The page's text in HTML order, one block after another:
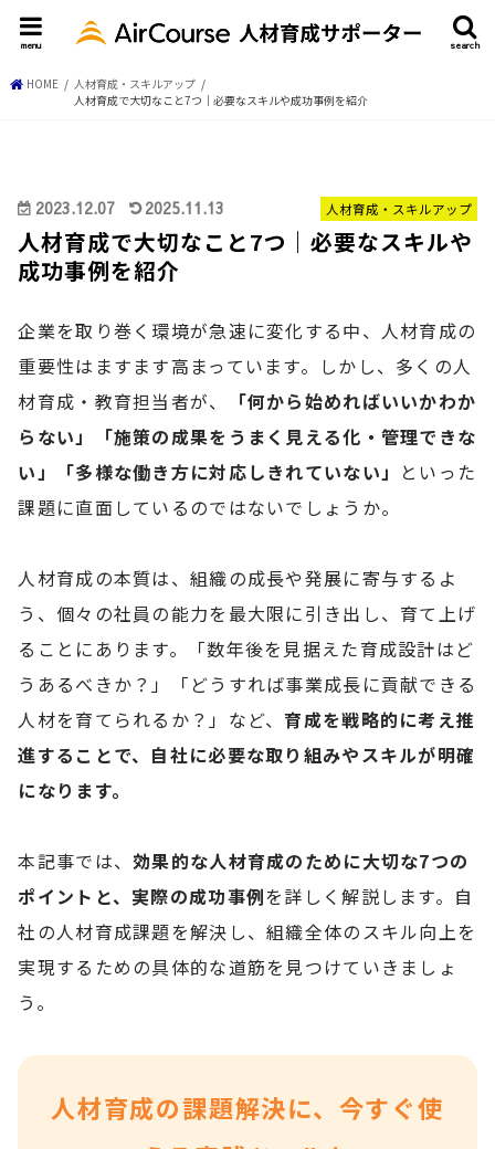
search
menu
HOME
人材育成・スキルアップ
人材育成で大切なこと7つ｜必要なスキルや成功事例を紹介
人材育成・スキルアップ
2023.12.07 2025.11.13
人材育成で大切なこと7つ｜必要なスキルや
成功事例を紹介
企業を取り巻く環境が急速に変化する中、人材育成の
重要性はますます高まっています。しかし、多くの人
材育成・教育担当者が、
「何から始めればいいかわか
らない」「施策の成果をうまく見える化・管理できな
い」「多様な働き方に対応しきれていない」 といった
課題に直面しているのではないでしょうか。
人材育成の本質は、組織の成長や発展に寄与するよ
う、個々の社員の能力を最大限に引き出し、育て上げ
ることにあります。「数年後を見据えた育成設計はど
うあるべきか？」「どうすれば事業成長に貢献できる
人材を育てられるか？」など、育成を戦略的に考え推
進することで、自社に必要な取り組みやスキルが明確
になります。
本記事では、効果的な人材育成のために大切な7つの
ポイントと、実際の成功事例を詳しく解説します。自
社の人材育成課題を解決し、組織全体のスキル向上を
実現するための具体的な道筋を見つけていきましょ
う。
人材育成の課題解決に、今すぐ使